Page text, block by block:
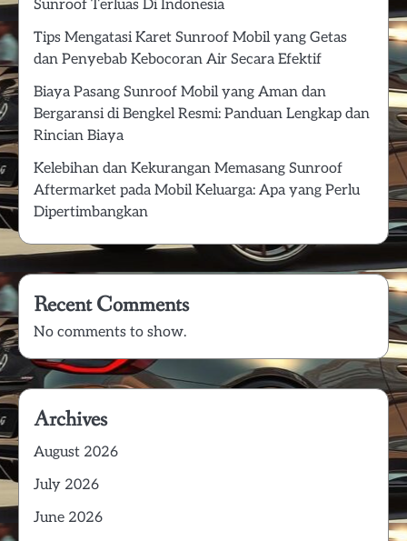
Sunroof Terluas Di Indonesia
Tips Mengatasi Karet Sunroof Mobil yang Getas
dan Penyebab Kebocoran Air Secara Efektif
Biaya Pasang Sunroof Mobil yang Aman dan
Bergaransi di Bengkel Resmi: Panduan Lengkap dan
Rincian Biaya
Kelebihan dan Kekurangan Memasang Sunroof
Aftermarket pada Mobil Keluarga: Apa yang Perlu
Dipertimbangkan
Recent Comments
No comments to show.
Archives
August 2026
July 2026
June 2026